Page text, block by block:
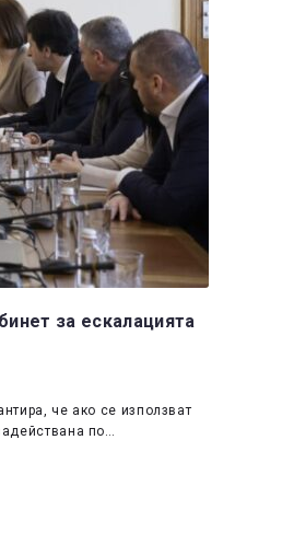
за ескалацията
че ако се използват
по…